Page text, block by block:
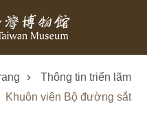
Thông tin triển lãm
Khuôn viên Bộ đường sắt